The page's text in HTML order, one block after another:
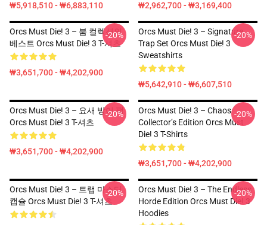
₩5,918,510 - ₩6,883,110 ₩2,962,700 - ₩3,169,400
Orcs Must Die! 3 – 붐 컬렉션의
베스트 Orcs Must Die! 3 T-셔츠
₩3,651,700 - ₩4,202,900
-20%
Orcs Must Die! 3 – Signature
Trap Set Orcs Must Die! 3
Sweatshirts
₩5,642,910 - ₩6,607,510
-20%
Orcs Must Die! 3 – 요새 방어 팩
Orcs Must Die! 3 T-셔츠
₩3,651,700 - ₩4,202,900
-20%
Orcs Must Die! 3 – Chaos
Collector’s Edition Orcs Must
Die! 3 T-Shirts
₩3,651,700 - ₩4,202,900
-20%
Orcs Must Die! 3 – 트랩 마스터
캡슐 Orcs Must Die! 3 T-셔츠
-20%
Orcs Must Die! 3 – The Endless
Horde Edition Orcs Must Die! 3
Hoodies
-20%